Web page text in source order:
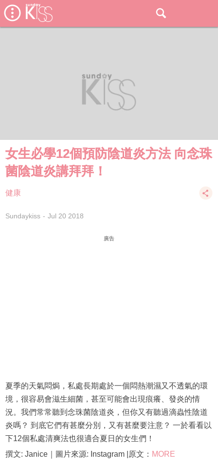
女生必學12個預防陰道炎方法 向念珠
菌陰道炎講拜拜！
健康
Sundaykiss Jul 20 2018
廣告
夏季的天氣悶焗，私處長期處於一個悶熱潮濕又不透氣的環
境，很容易會滋生細菌，甚至可能會出現痕癢、發炎的情
況。我們常常聽到念珠菌陰道炎，但你又有聽過滴蟲性陰道
炎嗎？ 到底它們有甚麼分別，又有甚麼要注意？ 一於看看以
下12個私處清爽法也很適合夏日的女生們！
撰文: Janice｜圖片來源: Instagram |原文： MORE